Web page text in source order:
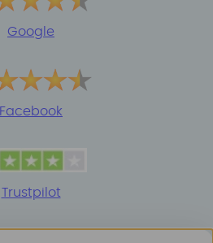
Google
Facebook
Trustpilot